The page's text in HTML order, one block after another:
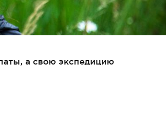
а свою экспедицию